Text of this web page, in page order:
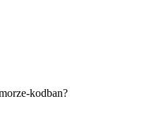
kodban?